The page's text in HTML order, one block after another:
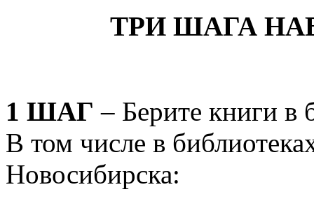
ТРИ ШАГА
1 ШАГ – Берите книги в
В том числе в
Новосибирска: